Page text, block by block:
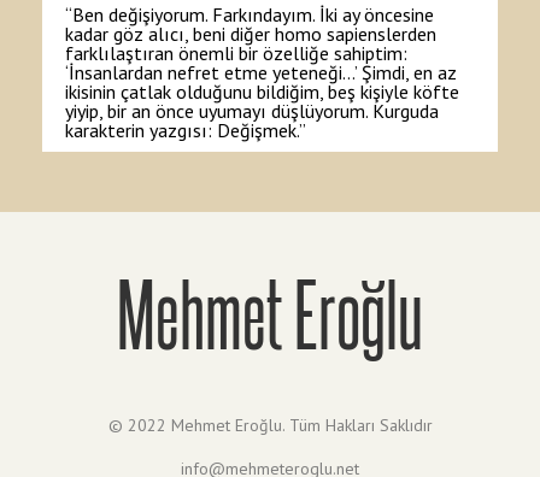
“Ben değişiyorum. Farkındayım. İki ay öncesine
kadar göz alıcı, beni diğer homo sapienslerden
farklılaştıran önemli bir özelliğe sahiptim:
‘İnsanlardan nefret etme yeteneği…’ Şimdi, en az
ikisinin çatlak olduğunu bildiğim, beş kişiyle köfte
yiyip, bir an önce uyumayı düşlüyorum. Kurguda
karakterin yazgısı: Değişmek.”
Mehmet Eroğlu
© 2022 Mehmet Eroğlu. Tüm Hakları Saklıdır
info@mehmeteroglu.net